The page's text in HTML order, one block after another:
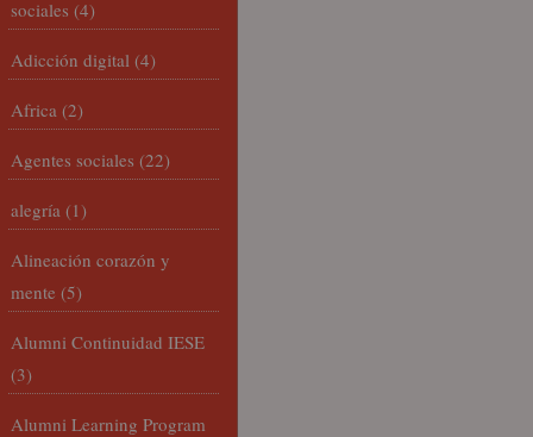
sociales (4)
Adicción digital (4)
Africa (2)
Agentes sociales (22)
alegría (1)
Alineación corazón y
mente (5)
Alumni Continuidad IESE
(3)
Alumni Learning Program